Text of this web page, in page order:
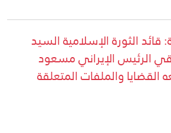
قائد الثورة الإسلامية السيد
الرئيس الإيراني مسعود
والملفات المتعلقة